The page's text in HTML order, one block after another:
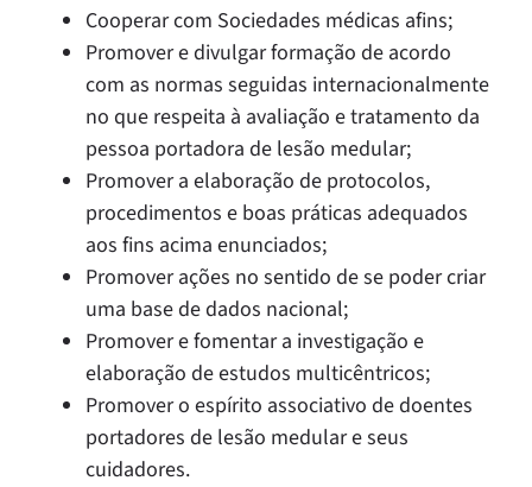
Cooperar com Sociedades médicas afins;
Promover e divulgar formação de acordo
com as normas seguidas internacionalmente
no que respeita à avaliação e tratamento da
pessoa portadora de lesão medular;
Promover a elaboração de protocolos,
procedimentos e boas práticas adequados
aos fins acima enunciados;
Promover ações no sentido de se poder criar
uma base de dados nacional;
Promover e fomentar a investigação e
elaboração de estudos multicêntricos;
Promover o espírito associativo de doentes
portadores de lesão medular e seus
cuidadores.